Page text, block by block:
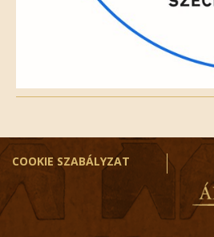
COOKIE SZABÁLYZAT